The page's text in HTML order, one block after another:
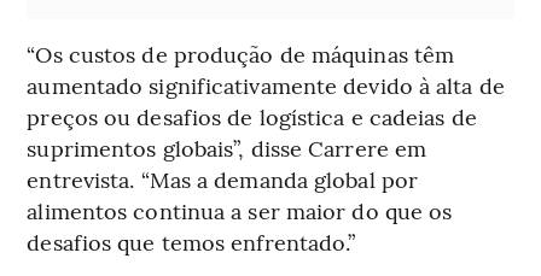
“Os custos de produção de máquinas têm
aumentado significativamente devido à alta de
preços ou desafios de logística e cadeias de
suprimentos globais”, disse Carrere em
entrevista. “Mas a demanda global por
alimentos continua a ser maior do que os
desafios que temos enfrentado.”